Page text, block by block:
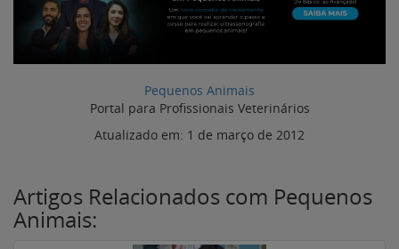
Pequenos Animais
Portal para Profissionais Veterinários
Atualizado em: 1 de março de 2012
Artigos Relacionados com Pequenos
Animais: